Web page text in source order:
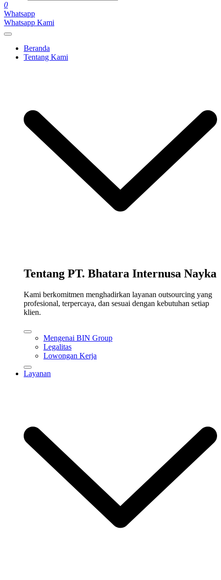
0
Whatsapp
Whatsapp Kami
Beranda
Tentang Kami
Tentang PT. Bhatara Internusa Nayka
Kami berkomitmen menghadirkan layanan outsourcing yang
profesional, terpercaya, dan sesuai dengan kebutuhan setiap
klien.
Mengenai BIN Group
Legalitas
Lowongan Kerja
Layanan